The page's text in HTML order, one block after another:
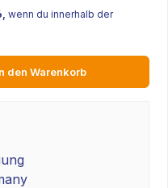
wenn du innerhalb der
den Warenkorb